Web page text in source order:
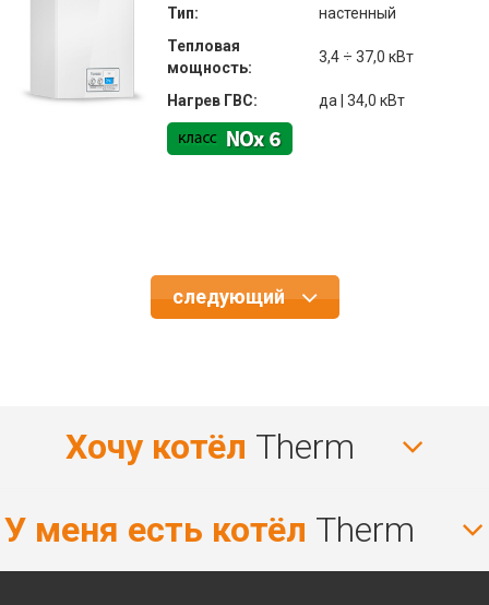
Тип:
настенный
Тепловая
мощность:
3,4 ÷ 37,0 кВт
Нагрев ГВС: да | 34,0 кВт
следующий
Хочу котёл Therm
У меня есть котёл Therm